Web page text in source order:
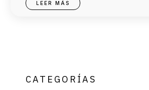
LEER MÁS
CATEGORÍAS